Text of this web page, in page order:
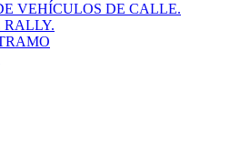
VEHÍCULOS DE CALLE.
RALLY.